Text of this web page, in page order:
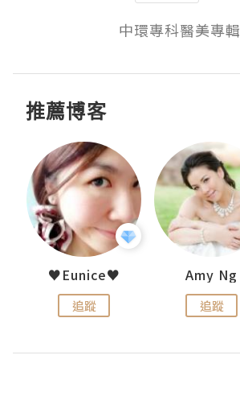
中環專科醫美專輯
推薦博客
♥Eunice♥
追蹤
Amy Ng
追蹤